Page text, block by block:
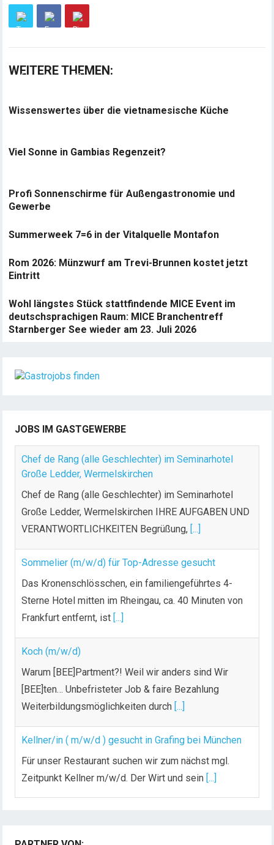
WEITERE THEMEN:
Wissenswertes über die vietnamesische Küche
Viel Sonne in Gambias Regenzeit?
Profi Sonnenschirme für Außengastronomie und
Gewerbe
Summerweek 7=6 in der Vitalquelle Montafon
Rom 2026: Münzwurf am Trevi-Brunnen kostet jetzt
Eintritt
Wohl längstes Stück stattfindende MICE Event im
deutschsprachigen Raum: MICE Branchentreff
Starnberger See wieder am 23. Juli 2026
JOBS IM GASTGEWERBE
Chef de Rang (alle Geschlechter) im Seminarhotel
Große Ledder, Wermelskirchen
Chef de Rang (alle Geschlechter) im Seminarhotel
Große Ledder, Wermelskirchen IHRE AUFGABEN UND
VERANTWORTLICHKEITEN Begrüßung, [...]
Sommelier (m/w/d) für Top-Adresse gesucht
Das Kronenschlösschen, ein familiengeführtes 4-
Sterne Hotel mitten im Rheingau, ca. 40 Minuten von
Frankfurt entfernt, ist [...]
Koch (m/w/d)
Warum [BEE]Partment?! Weil wir anders sind Wir
[BEE]ten… Unbefristeter Job & faire Bezahlung
Weiterbildungsmöglichkeiten durch [...]
Kellner/in ( m/w/d ) gesucht in Grafing bei München
Für unser Restaurant suchen wir zum nächst mgl.
Zeitpunkt Kellner m/w/d. Der Wirt und sein [...]